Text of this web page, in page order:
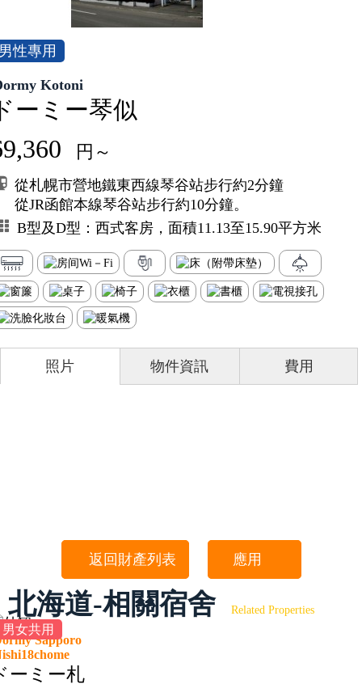
性專用
Kotoni
ーミー琴似
円～
從札幌市營地鐵東西線琴谷站步行約2分鐘
從JR函館本線琴谷站步行約10分鐘。
B型及D型：西式客房，面積11.13至15.90平方米
照片 物件資訊 費用
返回財產列表 應用
北海道-相關宿舍 Related Properties
男女共用
Sapporo
ーミー札